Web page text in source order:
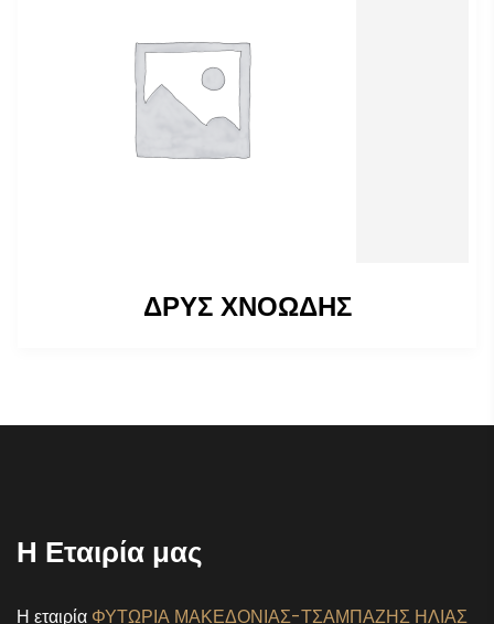
ΔΡΥΣ ΧΝΟΩΔΗΣ
Η Εταιρία μας
Η εταιρία ΦΥΤΩΡΙΑ ΜΑΚΕΔΟΝΙΑΣ-ΤΣΑΜΠΑΖΗΣ ΗΛΙΑΣ